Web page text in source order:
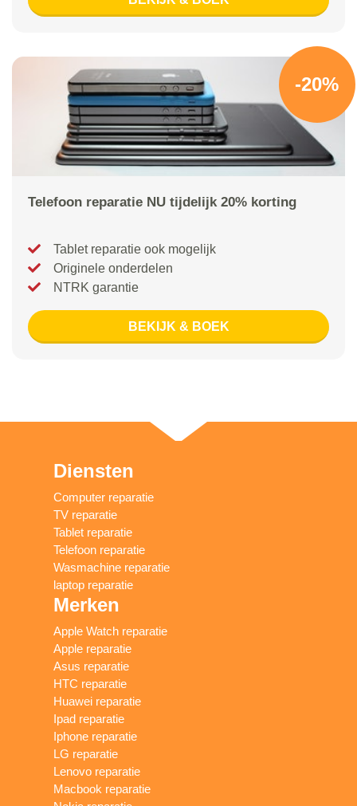
-20%
Telefoon reparatie NU tijdelijk 20% korting
Tablet reparatie ook mogelijk
Originele onderdelen
NTRK garantie
BEKIJK & BOEK
Diensten
Computer reparatie
TV reparatie
Tablet reparatie
Telefoon reparatie
Wasmachine reparatie
laptop reparatie
Merken
Apple Watch reparatie
Apple reparatie
Asus reparatie
HTC reparatie
Huawei reparatie
Ipad reparatie
Iphone reparatie
LG reparatie
Lenovo reparatie
Macbook reparatie